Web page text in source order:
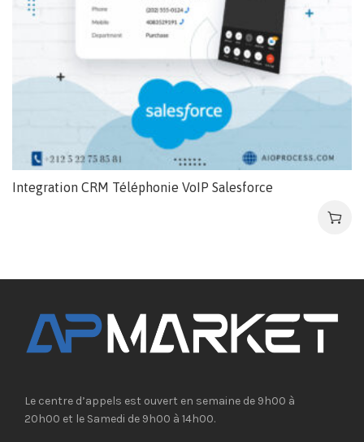
Integration CRM Téléphonie VoIP Salesforce
Le centre d’appels est ouvert en semaine de 9h00 à
20h00 et le Samedi de 9h00 à 14h00.